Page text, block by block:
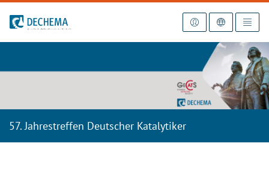
To the homepage
57. Jahrestreffen Deutscher Katalytiker